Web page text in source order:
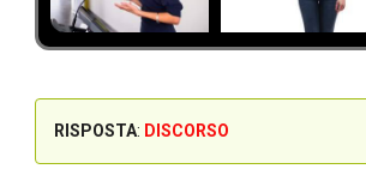
RISPOSTA: DISCORSO